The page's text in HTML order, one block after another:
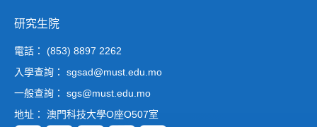
研究生院
電話： (853) 8897 2262
入學查詢： sgsad@must.edu.mo
一般查詢： sgs@must.edu.mo
地址： 澳門科技大學O座O507室